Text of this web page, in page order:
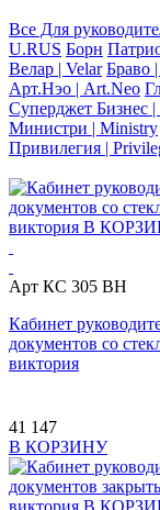
Все Для
U.RUS Борн
Велар | Velar Браво
Арт.Нэо | Art.Neo
Суперджет Бизнес |
Министри | Ministry
Привилегия |
Арт КС 305 ВН
Кабинет
документов со
виктория
41 147
В КОРЗИНУ